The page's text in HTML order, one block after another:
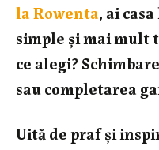
la Rowenta, ai
simple și mai mult
ce alegi?
sau completarea
Uită de praf și